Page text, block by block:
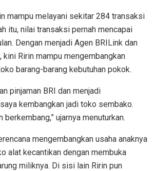
mampu melayani sekitar 284 transaksi
itu, nilai transaksi pernah mencapai
Dengan menjadi Agen BRILink dan
kini Ririn mampu mengembangkan
barang-barang kebutuhan pokok.
pinjaman BRI dan menjadi
kembangkan jadi toko sembako.
berkembang,” ujarnya menuturkan.
mengembangkan usaha anaknya
alat kecantikan dengan membuka
miliknya. Di sisi lain Ririn pun